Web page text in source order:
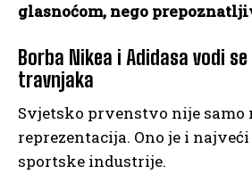
glasnoćom, nego
Borba Nikea i Adidasa vodi
travnjaka
Svjetsko prvenstvo nije samo
reprezentacija. Ono je i
sportske industrije.